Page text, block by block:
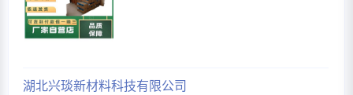
湖北兴琰新材料科技有限公司